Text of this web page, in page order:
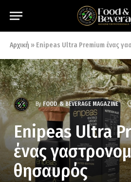
Αρχική » Enipeas Ultra Premium ένας
By FOOD & BEVERAGE MAGAZINE
Enipeas Ultra
ένας
θησαυρός